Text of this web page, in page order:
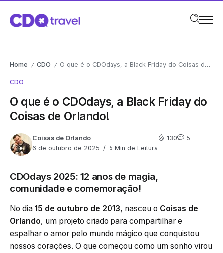
Home / CDO / O que é o CDOdays, a Black Friday do Coisas de Orlando!
CDO
O que é o CDOdays, a Black Friday do
Coisas de Orlando!
Coisas de Orlando
6 de outubro de 2025
5 Min de Leitura
130 5
CDOdays 2025: 12 anos de magia,
comunidade e comemoração!
No dia 15 de outubro de 2013, nasceu o Coisas de
Orlando, um projeto criado para compartilhar e
espalhar o amor pelo mundo mágico que conquistou
nossos corações. O que começou como um sonho virou